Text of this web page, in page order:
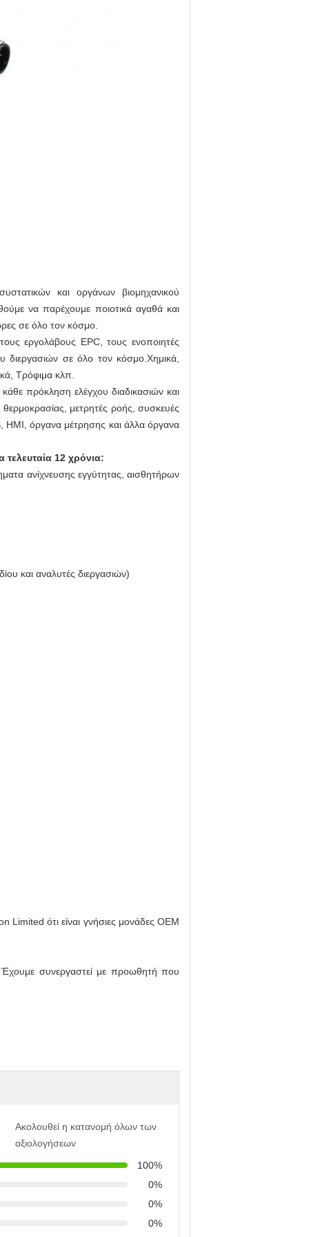
και οργάνων βιομηχανικού
να παρέχουμε ποιοτικά αγαθά και
σε όλο τον κόσμο.
τους εργολάβους EPC, τους ενοποιητές
διεργασιών σε όλο τον κόσμο.Χημικά,
Τρόφιμα κλπ.
πρόκληση ελέγχου διαδικασιών και
θερμοκρασίας, μετρητές ροής, συσκευές
όργανα μέτρησης και άλλα όργανα
12 χρόνια:
ανίχνευσης εγγύτητας, αισθητήρων
και αναλυτές διεργασιών)
ότι είναι γνήσιες μονάδες OEM
συνεργαστεί με προωθητή που
Ακολουθεί η κατανομή όλων των
αξιολογήσεων
100%
0%
0%
0%